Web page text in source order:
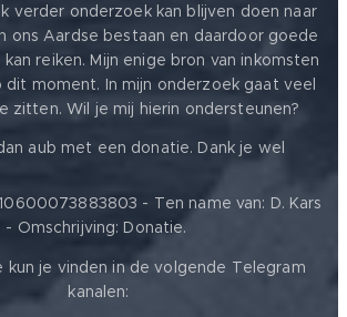
verder onderzoek kan blijven doen naar
ons Aardse bestaan en daardoor goede
reiken. Mijn enige bron van inkomsten
dit moment. In mijn onderzoek gaat veel
zitten. Wil je mij hierin ondersteunen?
aub met een donatie. Dank je wel
- Ten name van: D. Kars
- Omschrijving: Donatie.
kun je vinden in de volgende Telegram
kanalen: